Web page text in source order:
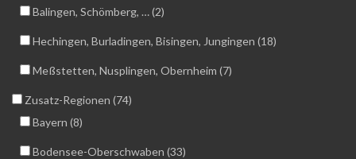
Balingen, Schömberg, … (2)
Hechingen, Burladingen, Bisingen, Jungingen (18)
Meßstetten, Nusplingen, Obernheim (7)
Zusatz-Regionen (74)
Bayern (8)
Bodensee-Oberschwaben (33)